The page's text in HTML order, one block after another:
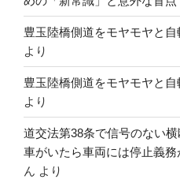
豊玉陸橋側道をモヤモヤと
より
豊玉陸橋側道をモヤモヤと
より
道交法第38条で信号のない
車がいたら車両には停止義
ん より